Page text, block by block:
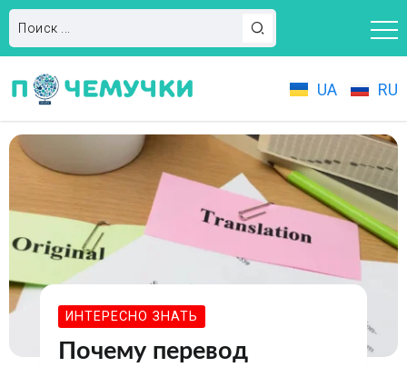
UA RU
ИНТЕРЕСНО ЗНАТЬ
Почему перевод